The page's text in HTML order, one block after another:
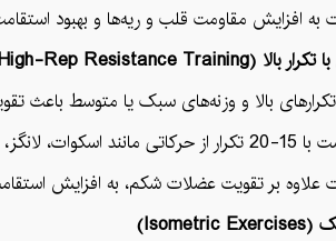
به افزایش مقاومت قلب و ریه‌ها و بهبود
بالا و وزنه‌های سبک یا متوسط باعث
علاوه بر تقویت عضلات شکم، به افزایش